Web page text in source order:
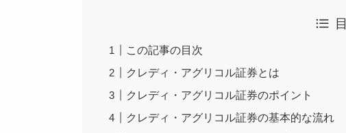
この記事の目次
クレディ・アグリコル証券とは
クレディ・アグリコル証券のポイント
クレディ・アグリコル証券の基本的な流れ